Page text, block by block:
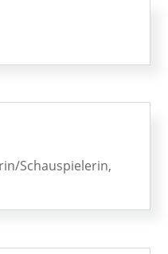
Schauspielerin,